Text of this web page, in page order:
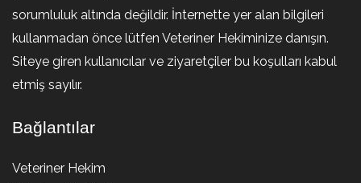
sorumluluk altında değildir. İnternette yer alan bilgileri
kullanmadan önce lütfen Veteriner Hekiminize danışın.
Siteye giren kullanıcılar ve ziyaretçiler bu koşulları kabul
etmiş sayılır.
Bağlantılar
Veteriner Hekim